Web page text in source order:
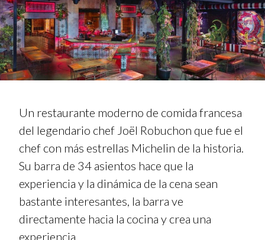
Un restaurante moderno de comida francesa
del legendario chef Joël Robuchon que fue el
chef con más estrellas Michelin de la historia.
Su barra de 34 asientos hace que la
experiencia y la dinámica de la cena sean
bastante interesantes, la barra ve
directamente hacia la cocina y crea una
experiencia